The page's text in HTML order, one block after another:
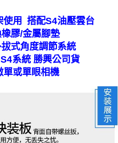
使用 搭配S4油壓雲台
膠/金屬腳墊
式角度調節系統
系統 勝興公司貨
單或單眼相機